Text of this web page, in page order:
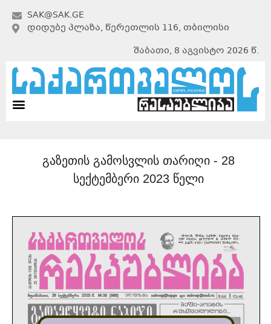
SAK@SAK.GE
ᲓᲘᲓᲣᲑᲔ ᲞᲚᲐᲖᲐ, ᲬᲔᲠᲔᲗᲚᲘᲡ 116, ᲗᲑᲘᲚᲘᲡᲘ
შაბათი, 8 აგვისტო 2026 წ.
გაზეთის გამოსვლის თარიღი - 28
სექტემბერი 2023 წელი